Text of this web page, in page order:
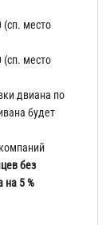
(сп. место
(сп. место
двиана по
будет
без
на 5 %